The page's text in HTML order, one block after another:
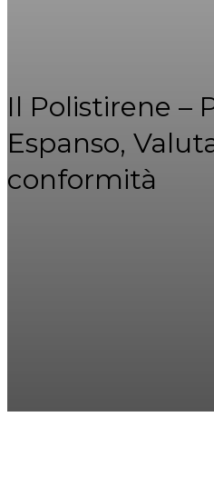
Il Polistirene –
Espanso,
conformità